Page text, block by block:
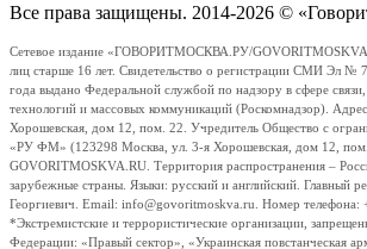
Все права защищены. 2014-2026 ©
Сетевое издание «ГОВОРИТМОСКВА.РУ/
лиц старше 16 лет. Свидетельство о регистрации СМИ Эл №
года выдано Федеральной службой по надзору в сфере
технологий и массовых коммуникаций (Роскомнадзор).
Хорошевская, дом 12, пом. 22. Учредитель Общество с
«РУ ФМ» (123298 Москва, ул. 3-я Хорошевская, дом 12,
GOVORITMOSKVA.RU. Территория распространения –
зарубежные страны. Языки: русский и английский. Главный
Георгиевич. Email: info@govoritmoskva.ru. Номер телефона:
*Экстремистские и террористические организации,
Федерации: «Правый сектор», «Украинская повстанческая